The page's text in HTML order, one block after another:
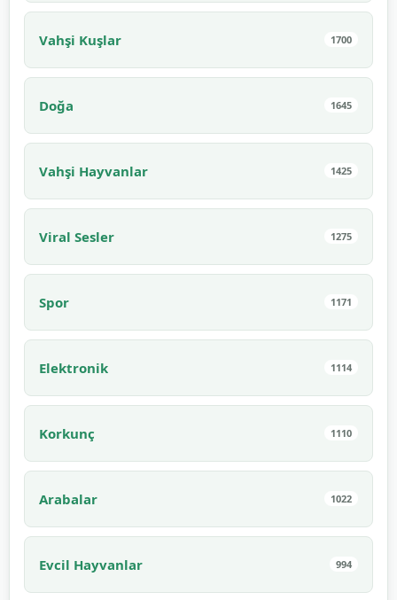
Vahşi Kuşlar 1700
Doğa 1645
Vahşi Hayvanlar 1425
Viral Sesler 1275
Spor 1171
Elektronik 1114
Korkunç 1110
Arabalar 1022
Evcil Hayvanlar 994